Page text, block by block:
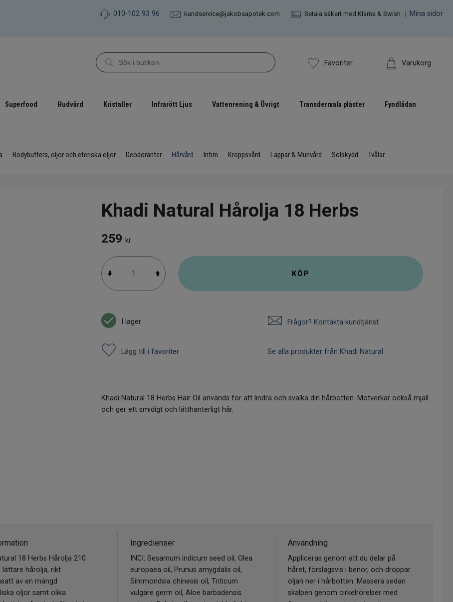
010-102 93 96 kundservice@jakobsapotek.com Betala säkert med Klarna & Swish | Mina sidor
Favoriter Varukorg
Superfood Hudvård Kristaller Infrarött Ljus Vattenrening & Övrigt Transdermala plåster Fyndlådan
Bodybutters, oljor och eteriska oljor Deodoranter Hårvård Intim Kroppsvård Läppar & Munvård Solskydd Tvålar
Khadi Natural Hårolja 18 Herbs
259kr
KÖP
I lager Frågor? Kontakta kundtjänst
Lägg till i favoriter Se alla produkter från Khadi Natural
Khadi Natural 18 Herbs Hair Oil används för att lindra och svalka din hårbotten. Motverkar också mjäll
och ger ett smidigt och lätthanterligt hår.
18 Herbs Hårolja 210
lättare hårolja, rikt
av en mängd
oljor samt olika
Ingredienser
INCI: Sesamum indicum seed oil, Olea
europaea oil, Prunus amygdalis oil,
Simmondsia chinesis oil, Triticum
vulgare germ oil, Aloe barbadensis
Användning
Appliceras genom att du delar på
håret, förslagsvis i benor, och droppar
oljan ner i hårbotten. Massera sedan
skalpen genom cirkelrörelser med